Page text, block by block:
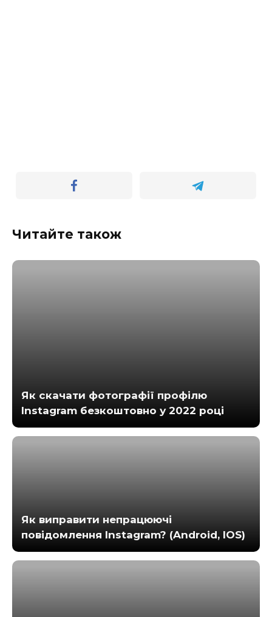
Читайте також
Як скачати фотографії профілю
Instagram безкоштовно у 2022 році
Як виправити непрацюючі
повідомлення Instagram? (Android, IOS)